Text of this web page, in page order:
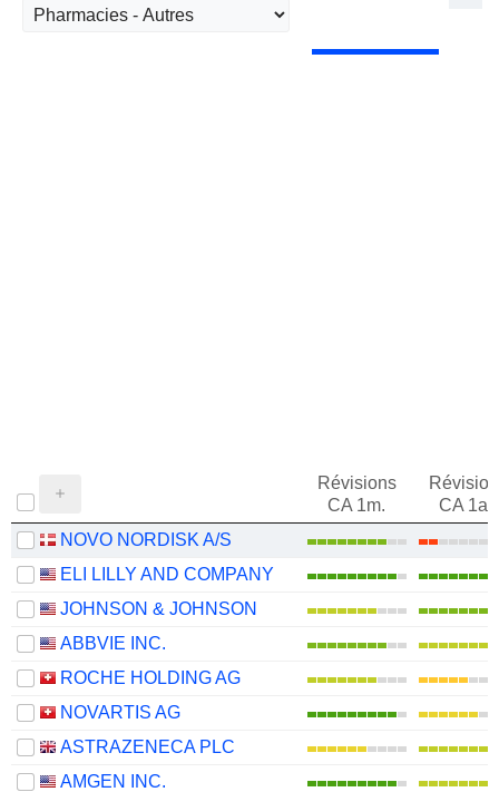
Révisions
CA 1m.
CA 1an
NOVO NORDISK A/S
ELI LILLY AND COMPANY
JOHNSON & JOHNSON
ABBVIE INC.
ROCHE HOLDING AG
NOVARTIS AG
ASTRAZENECA PLC
AMGEN INC.